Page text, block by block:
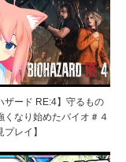
ザード RE:4】守るもの
くなり始めたバイオ＃４
プレイ】